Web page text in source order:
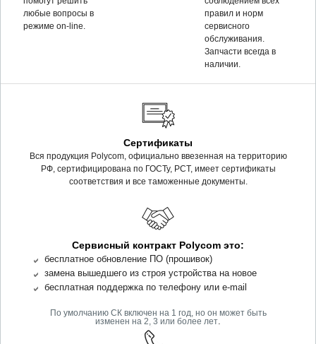
любые вопросы в
режиме on-line.
правил и норм
сервисного
обслуживания.
Запчасти всегда в
наличии.
Сертификаты
Вся продукция Polycom, официально ввезенная на территорию
РФ, сертифицирована по ГОСТу, РСТ, имеет сертификаты
соответствия и все таможенные документы.
Сервисный контракт Polycom это:
бесплатное обновление ПО (прошивок)
замена вышедшего из строя устройства на новое
бесплатная поддержка по телефону или e-mail
По умолчанию СК включен на 1 год, но он может быть
изменен на 2, 3 или более лет.